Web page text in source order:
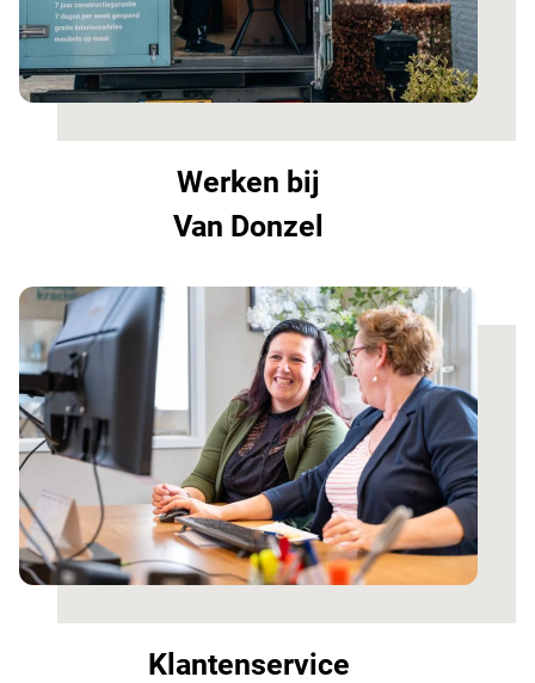
Werken bij
Van Donzel
Klantenservice